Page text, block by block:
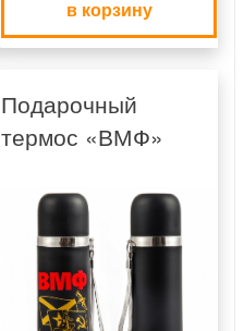
в корзину
Подарочный
термос «ВМФ»